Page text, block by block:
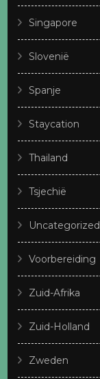
Singapore
Slovenië
Spanje
Staycation
Thailand
Tsjechië
Uncategorized
Voorbereiding
Zuid-Afrika
Zuid-Holland
Zweden